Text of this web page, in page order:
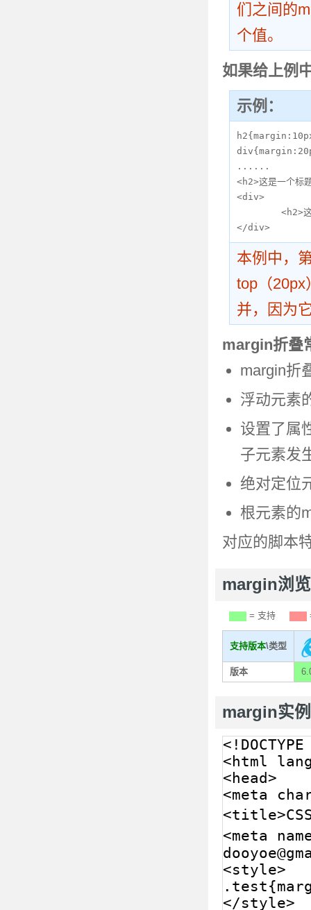
们之间的
个值。
如果给上例
示例：
......
<h2>这是一个标
<div>
</div>
本例中，
top（20px
并，因为
margin折叠
margin折
浮动元素
设置了属
子元素发
绝对定位
根元素的
对应的脚本
margin浏
= 支持
支持版本\类型
版本
margin实例